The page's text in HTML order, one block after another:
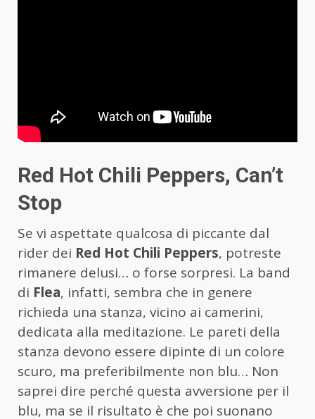
Red Hot Chili Peppers, Can’t
Stop
Se vi aspettate qualcosa di piccante dal
rider dei Red Hot Chili Peppers, potreste
rimanere delusi… o forse sorpresi. La band
di Flea, infatti, sembra che in genere
richieda una stanza, vicino ai camerini,
dedicata alla meditazione. Le pareti della
stanza devono essere dipinte di un colore
scuro, ma preferibilmente non blu… Non
saprei dire perché questa avversione per il
blu, ma se il risultato è che poi suonano